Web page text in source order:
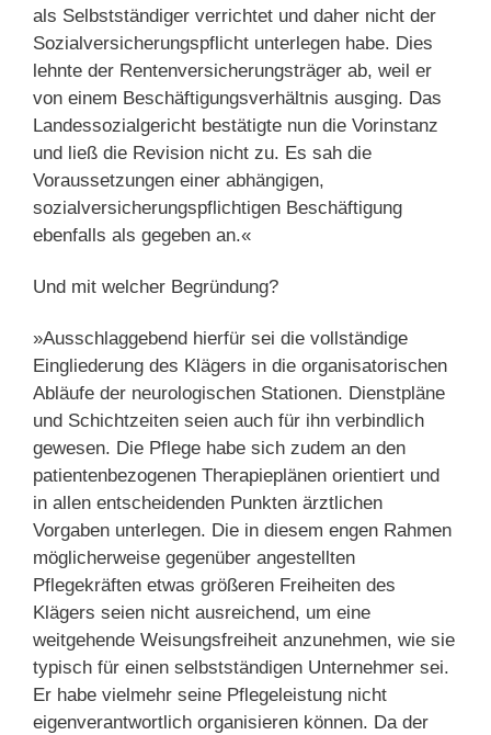
als Selbstständiger verrichtet und daher nicht der
Sozialversicherungspflicht unterlegen habe. Dies
lehnte der Rentenversicherungsträger ab, weil er
von einem Beschäftigungsverhältnis ausging. Das
Landessozialgericht bestätigte nun die Vorinstanz
und ließ die Revision nicht zu. Es sah die
Voraussetzungen einer abhängigen,
sozialversicherungspflichtigen Beschäftigung
ebenfalls als gegeben an.«
Und mit welcher Begründung?
»Ausschlaggebend hierfür sei die vollständige
Eingliederung des Klägers in die organisatorischen
Abläufe der neurologischen Stationen. Dienstpläne
und Schichtzeiten seien auch für ihn verbindlich
gewesen. Die Pflege habe sich zudem an den
patientenbezogenen Therapieplänen orientiert und
in allen entscheidenden Punkten ärztlichen
Vorgaben unterlegen. Die in diesem engen Rahmen
möglicherweise gegenüber angestellten
Pflegekräften etwas größeren Freiheiten des
Klägers seien nicht ausreichend, um eine
weitgehende Weisungsfreiheit anzunehmen, wie sie
typisch für einen selbstständigen Unternehmer sei.
Er habe vielmehr seine Pflegeleistung nicht
eigenverantwortlich organisieren können. Da der